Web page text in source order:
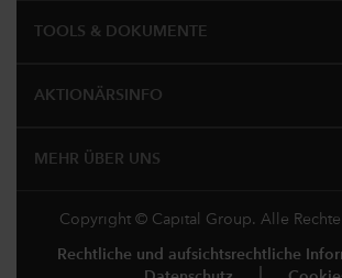
TOOLS & DOKUMENTE
AKTIONÄRSINFO
MEHR ÜBER UNS
Copyright © Capital Group. Alle
Rechtliche und aufsichtsrechtliche